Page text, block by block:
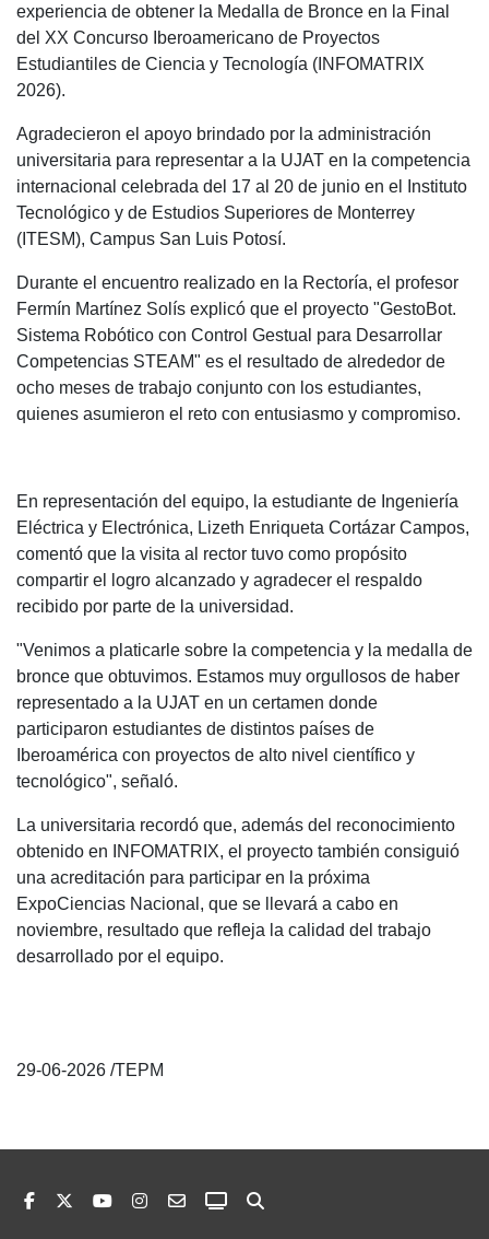
experiencia de obtener la Medalla de Bronce en la Final
del XX Concurso Iberoamericano de Proyectos
Estudiantiles de Ciencia y Tecnología (INFOMATRIX
2026).
Agradecieron el apoyo brindado por la administración
universitaria para representar a la UJAT en la competencia
internacional celebrada del 17 al 20 de junio en el Instituto
Tecnológico y de Estudios Superiores de Monterrey
(ITESM), Campus San Luis Potosí.
Durante el encuentro realizado en la Rectoría, el profesor
Fermín Martínez Solís explicó que el proyecto "GestoBot.
Sistema Robótico con Control Gestual para Desarrollar
Competencias STEAM" es el resultado de alrededor de
ocho meses de trabajo conjunto con los estudiantes,
quienes asumieron el reto con entusiasmo y compromiso.
En representación del equipo, la estudiante de Ingeniería
Eléctrica y Electrónica, Lizeth Enriqueta Cortázar Campos,
comentó que la visita al rector tuvo como propósito
compartir el logro alcanzado y agradecer el respaldo
recibido por parte de la universidad.
"Venimos a platicarle sobre la competencia y la medalla de
bronce que obtuvimos. Estamos muy orgullosos de haber
representado a la UJAT en un certamen donde
participaron estudiantes de distintos países de
Iberoamérica con proyectos de alto nivel científico y
tecnológico", señaló.
La universitaria recordó que, además del reconocimiento
obtenido en INFOMATRIX, el proyecto también consiguió
una acreditación para participar en la próxima
ExpoCiencias Nacional, que se llevará a cabo en
noviembre, resultado que refleja la calidad del trabajo
desarrollado por el equipo.
29-06-2026 /TEPM